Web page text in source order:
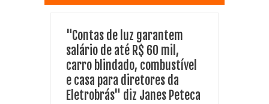
"Contas de luz garantem
salário de até R$ 60 mil,
carro blindado, combustível
e casa para diretores da
Eletrobrás" diz Janes Peteca